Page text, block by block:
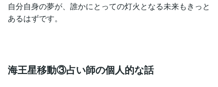
自分自身の夢が、誰かにとっての灯火となる未来もきっと
あるはずです。
海王星移動③占い師の個人的な話